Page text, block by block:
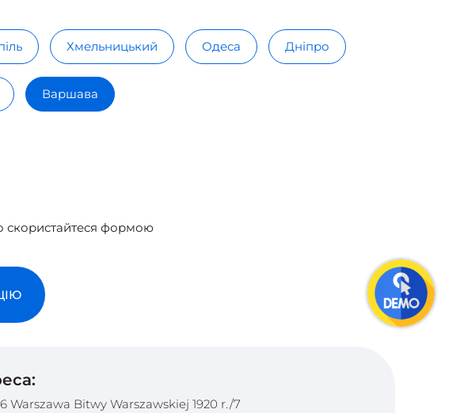
Хмельницький Одеса Дніпро
Варшава
скористайтеся формою
Warszawa Bitwy Warszawskiej 1920 r./7